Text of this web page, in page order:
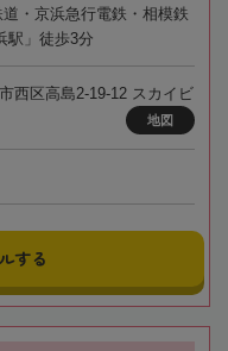
・京浜急行電鉄・相模鉄
駅」徒歩3分
西区高島2-19-12 スカイビ
地図
する